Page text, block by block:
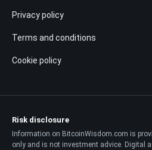
Privacy policy
Terms and conditions
Cookie policy
Risk disclosure
Information on BitcoinWisdom.com is
only and is not investment advice. Digital